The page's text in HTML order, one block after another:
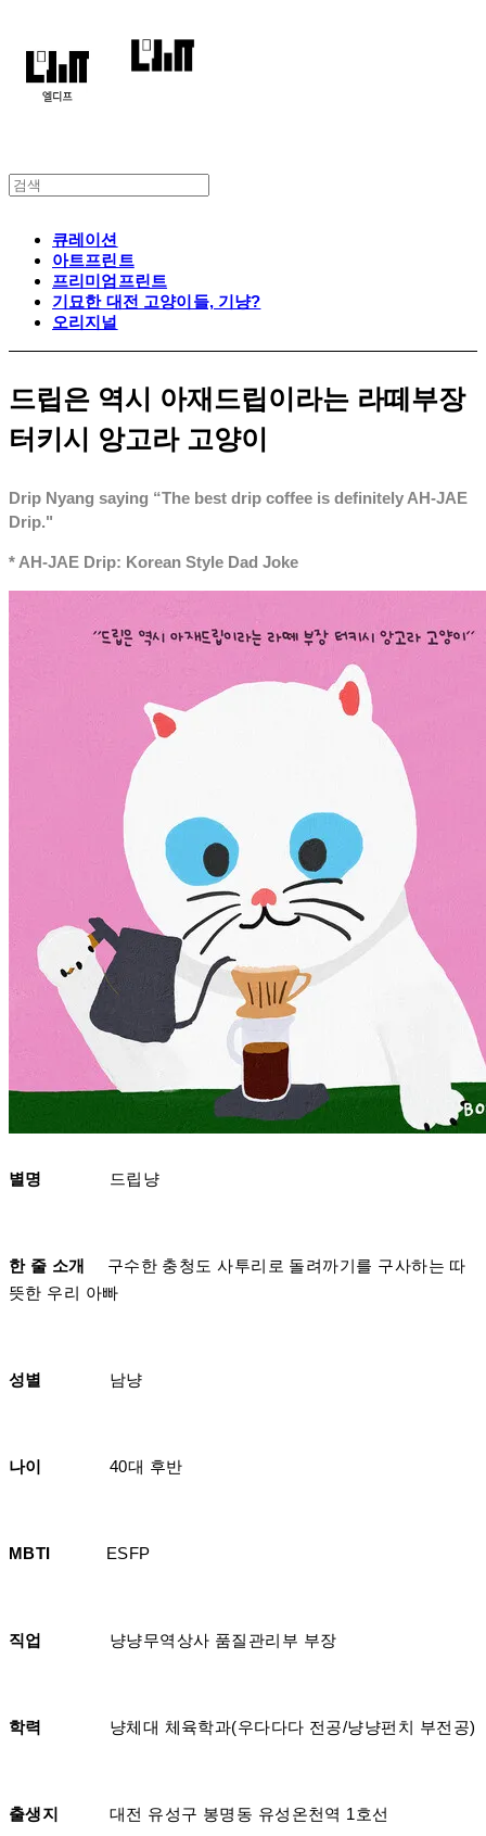
큐레이션
아트프린트
프리미엄프린트
기묘한 대전 고양이들, 기냥?
오리지널
드립은 역시 아재드립이라는 라떼부장
터키시 앙고라 고양이
Drip Nyang saying “The best drip coffee is definitely AH-JAE
Drip."
* AH-JAE Drip: Korean Style Dad Joke
별명 드립냥
한 줄 소개
구수한 충청도 사투리로 돌려까기를 구사하는 따
뜻한 우리 아빠
성별 남냥
나이 40대 후반
MBTI ESFP
직업 냥냥무역상사 품질관리부 부장
학력 냥체대 체육학과(우다다다 전공/냥냥펀치 부전공)
출생지 대전 유성구 봉명동 유성온천역 1호선